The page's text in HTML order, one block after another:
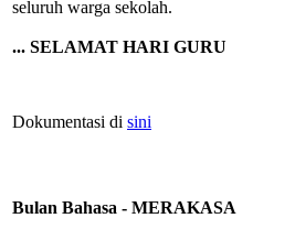
seluruh warga sekolah.
... SELAMAT HARI GURU
Dokumentasi di sini
Bulan Bahasa - MERAKASA